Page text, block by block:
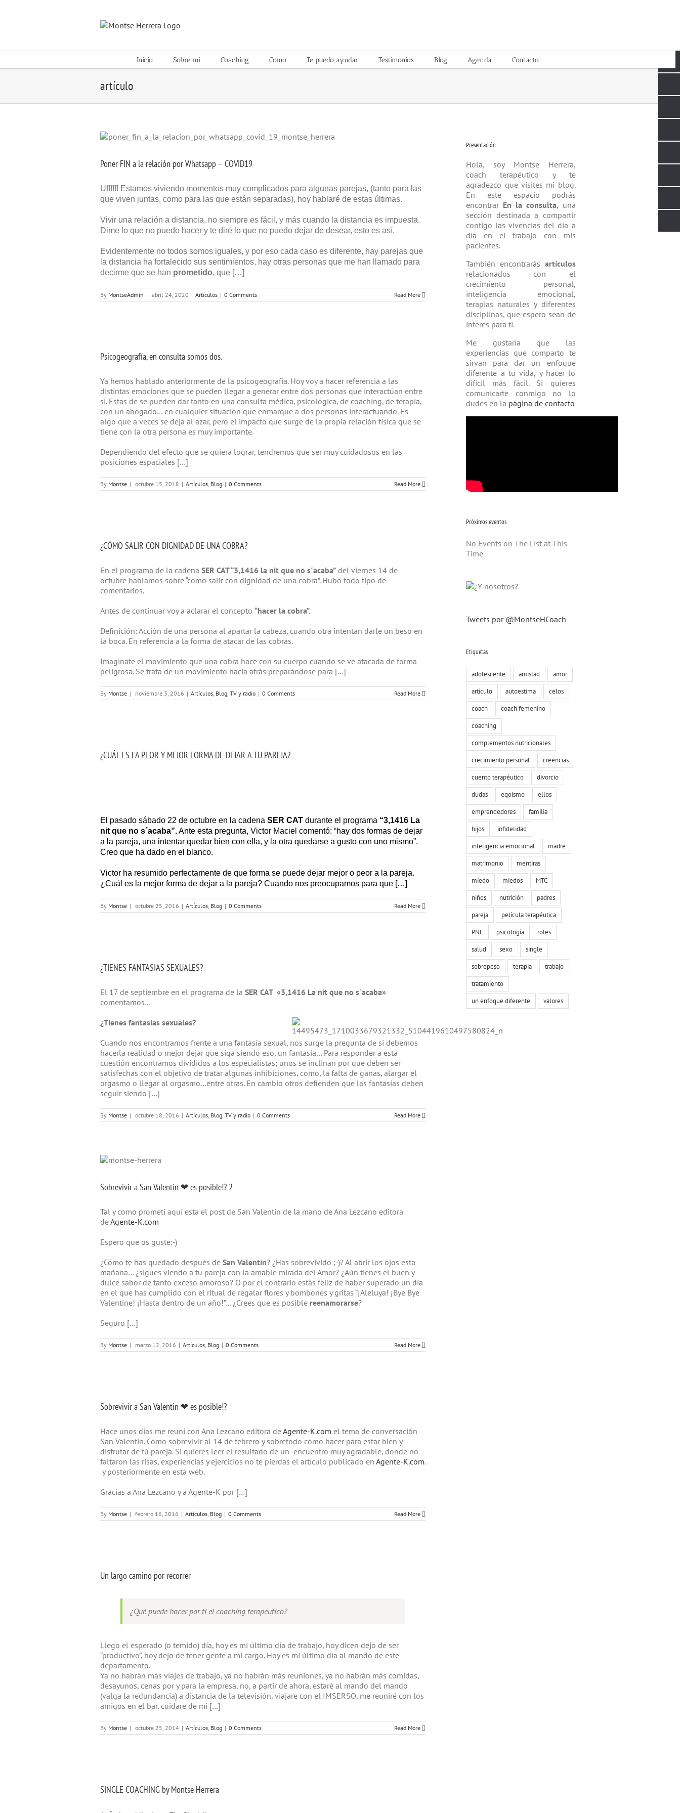
Inicio Sobre mí Coaching Como Te puedo ayudar Testimonios Blog Agenda Contacto
artículo
Poner FIN a la relación por Whatsapp – COVID19
Ufffff! Estamos viviendo momentos muy complicados para algunas parejas, (tanto para las
que viven juntas, como para las que están separadas), hoy hablaré de estas últimas.
Vivir una relación a distancia, no siempre es fácil, y más cuando la distancia es impuesta.
Dime lo que no puedo hacer y te diré lo que no puedo dejar de desear, esto es así.
Evidentemente no todos somos iguales, y por eso cada caso es diferente, hay parejas que
la distancia ha fortalecido sus sentimientos, hay otras personas que me han llamado para
decirme que se han prometido, que […]
By MontseAdmin | abril 24, 2020 | Artículos | 0 Comments Read More
Psicogeografía, en consulta somos dos.
Ya hemos hablado anteriormente de la psicogeografía. Hoy voy a hacer referencia a las
distintas emociones que se pueden llegar a generar entre dos personas que interactúan entre
si. Estas de se pueden dar tanto en una consulta médica, psicológica, de coaching, de terapia,
con un abogado… en cualquier situación que enmarque a dos personas interactuando. Es
algo que a veces se deja al azar, pero el impacto que surge de la propia relación física que se
tiene con la otra persona es muy importante.
Dependiendo del efecto que se quiera lograr, tendremos que ser muy cuidadosos en las
posiciones espaciales […]
By Montse | octubre 15, 2018 | Artículos, Blog | 0 Comments Read More
¿CÓMO SALIR CON DIGNIDAD DE UNA COBRA?
En el programa de la cadena SER CAT “3,1416 la nit que no s´acaba”del viernes 14 de
octubre hablamos sobre “como salir con dignidad de una cobra”. Hubo todo tipo de
comentarios.
Antes de continuar voy a aclarar el concepto “hacer la cobra”.
Definición: Acción de una persona al apartar la cabeza, cuando otra intentan darle un beso en
la boca. En referencia a la forma de atacar de las cobras.
Imagínate el movimiento que una cobra hace con su cuerpo cuando se ve atacada de forma
peligrosa. Se trata de un movimiento hacia atrás preparándose para […]
By Montse | noviembre 3, 2016 | Artículos, Blog, TV y radio | 0 Comments Read More
¿CUÁL ES LA PEOR Y MEJOR FORMA DE DEJAR A TU PAREJA?
El pasado sábado 22 de octubre en la cadena SER CATdurante el programa “3,1416 La
nit que no s´acaba”.Ante esta pregunta, Victor Maciel comentó: “hay dos formas de dejar
a la pareja, una intentar quedar bien con ella, y la otra quedarse a gusto con uno mismo”.
Creo que ha dado en el blanco.
Victor ha resumido perfectamente de que forma se puede dejar mejor o peor a la pareja.
¿Cuál es la mejor forma de dejar a la pareja? Cuando nos preocupamos para que […]
By Montse | octubre 25, 2016 | Artículos, Blog | 0 Comments Read More
¿TIENES FANTASIAS SEXUALES?
El 17 de septiembre en el programa de la SER CAT «3,1416 La nit que no s´acaba»
comentamos…
¿Tienes fantasías sexuales?
Cuando nos encontramos frente a una fantasía sexual, nos surge la pregunta de si debemos
hacerla realidad o mejor dejar que siga siendo eso, un fantasía… Para responder a esta
cuestión encontramos divididos a los especialistas; unos se inclinan por que deben ser
satisfechas con el objetivo de tratar algunas inhibiciones, como, la falta de ganas, alargar el
orgasmo o llegar al orgasmo…entre otras. En cambio otros defienden que las fantasías deben
seguir siendo […]
By Montse | octubre 18, 2016 | Artículos, Blog, TV y radio | 0 Comments Read More
Sobrevivir a San Valentin ❤ es posible!? 2
Tal y como prometí aquí esta el post de San Valentín de la mano de Ana Lezcano editora
deAgente-K.com
Espero que os guste:-)
¿Cómo te has quedado después de San Valentín? ¿Has sobrevivido ;-)? Al abrir los ojos esta
mañana… ¿sigues viendo a tu pareja con la amable mirada del Amor? ¿Aún tienes el buen y
dulce sabor de tanto exceso amoroso? O por el contrario estás feliz de haber superado un día
en el que has cumplido con el ritual de regalar flores y bombones y gritas “¡Aleluya! ¡Bye Bye
Valentine! ¡Hasta dentro de un año!”… ¿Crees que es posible reenamorarse?
Seguro […]
By Montse | marzo 12, 2016 | Artículos, Blog | 0 Comments Read More
Sobrevivir a San Valentin ❤ es posible!?
Hace unos días me reuní con Ana Lezcano editora deAgente-K.com el tema de conversación
San Valentin. Cómo sobrevivir al 14 de febrero y sobretodo cómo hacer para estar bien y
disfrutar de tú pareja. Si quieres leer el resultado de un encuentro muy agradable, donde no
faltaron las risas, experiencias y ejercicios no te pierdas el artículo publicado en Agente-K.com.
y posteriormente en esta web.
Gracias a Ana Lezcano y a Agente-K por […]
By Montse | febrero 16, 2016 | Artículos, Blog | 0 Comments Read More
Un largo camino por recorrer
¿Qué puede hacer por ti el coaching terapéutico?
Llego el esperado (o temido) día, hoy es mi último día de trabajo, hoy dicen dejo de ser
“productivo”, hoy dejo de tener gente a mi cargo. Hoy es mi último día al mando de este
departamento.
Ya no habrán más viajes de trabajo, ya no habrán más reuniones, ya no habrán más comidas,
desayunos, cenas por y para la empresa, no, a partir de ahora, estaré al mando del mando
(valga la redundancia) a distancia de la televisión, viajare con el IMSERSO, me reuniré con los
amigos en el bar, cuidare de mi […]
By Montse | octubre 25, 2014 | Artículos, Blog | 0 Comments Read More
SINGLE COACHING by Montse Herrera
Presentación
Hola, soy Montse Herrera,
coach tera­péutico y te
agradezco que visites mi blog.
En este espacio podrás
encontrar En la consulta, una
sección destinada a compartir
contigo las vivencias del día a
día en el trabajo con mis
pacientes.
También encontrarás artículos
relacio­nados con el
crecimiento personal,
inteligencia emocional,
terapias natu­rales y diferentes
disciplinas, que espero sean de
interés para ti.
Me gustaría que las
experiencias que comparto te
sirvan para dar un enfoque
diferente a tu vida, y hacer lo
difícil más fácil. Si quieres
comunicarte conmigo no lo
dudes en la página de contacto
Próximos eventos
No Events on The List at This
Time
Tweets por @MontseHCoach
Etiquetas
adolescente amistad
amor
artículo
autoestima
celos
coach
coach femenino
coaching
complementos nutricionales
crecimiento personal
creencias
cuento terapéutico
divorcio
dudas
egoismo
ellos
emprendedores
familia
hijos
infidelidad
inteligencia emocional
madre
matrimonio
mentiras
miedo
miedos
MTC
niños
nutrición
padres
pareja
película terapéutica
PNL
psicología
roles
salud
sexo
single
sobrepeso
terapia
trabajo
tratamiento
un enfoque diferente
valores